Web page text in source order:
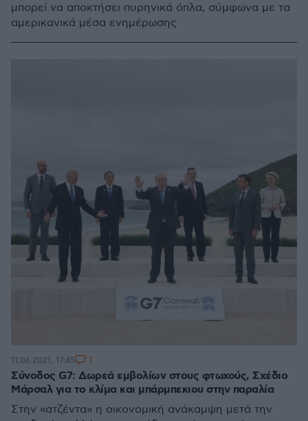
μπορεί να αποκτήσει πυρηνικά όπλα, σύμφωνα με τα
αμερικανικά μέσα ενημέρωσης
Σύνοδος G7: Δωρεά εμβολίων στους φτωχούς, Σχέδιο
Μάρσαλ για το κλίμα και μπάρμπεκιου στην παραλία
Στην «ατζέντα» η οικονομική ανάκαμψη μετά την
11.06.2021, 17:45 1